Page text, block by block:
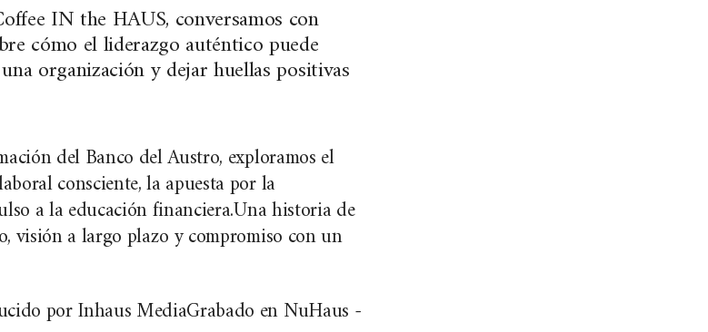
IN the HAUS, conversamos con
cómo el liderazgo auténtico puede
organización y dejar huellas positivas
del Banco del Austro, exploramos el
consciente, la apuesta por la
a la educación financiera.Una historia de
visión a largo plazo y compromiso con un
por Inhaus MediaGrabado en NuHaus -